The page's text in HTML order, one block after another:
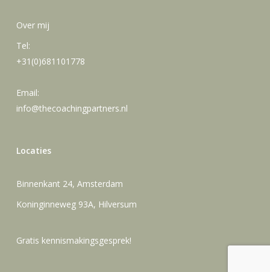
Over mij
Tel:
+31(0)681101778
Email:
info@thecoachingpartners.nl
Locaties
Binnenkant 24, Amsterdam
Koninginneweg 93A, Hilversum
Gratis kennismakingsgesprek!